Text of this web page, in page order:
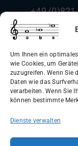
Um Ihnen ein
wie Cookies, um
zuzugreifen. Wenn Sie
Daten wie das
verarbeiten. Wenn Sie
können bestimmte
Dienste verwalten
+49 (0)821
(AGB)